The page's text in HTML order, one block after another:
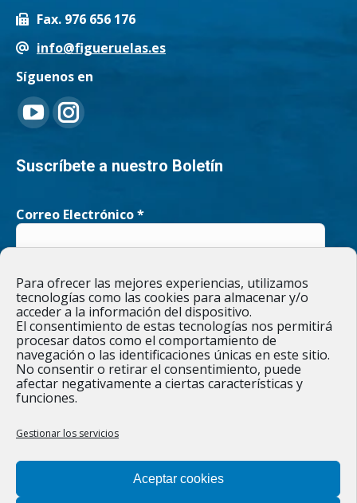
Para ofrecer las mejores experiencias, utilizamos
tecnologías como las cookies para almacenar y/o
acceder a la información del dispositivo.
El consentimiento de estas tecnologías nos permitirá
procesar datos como el comportamiento de
navegación o las identificaciones únicas en este sitio.
No consentir o retirar el consentimiento, puede
afectar negativamente a ciertas características y
funciones.
Gestionar los servicios
Aceptar cookies
Fax. 976 656 176
info@figueruelas.es
Síguenos en
Encuéntranos en:
YouTube
page
in
window
Instagram
page
in
window
Suscríbete a nuestro Boletín
Correo Electrónico*
He leído y acepto laPolítica de privacidad
Responsable » Ayuntamiento de Figueruelas / Finalidad » enviarte
nuestras publicaciones y noticias. / Legitimación » tu
consentimiento. / Destinatarios » solo se realizan cesiones si
existe una obligación legal. / Derechos » podrás ejercer tus
como se indica en laPolítica de privacidad